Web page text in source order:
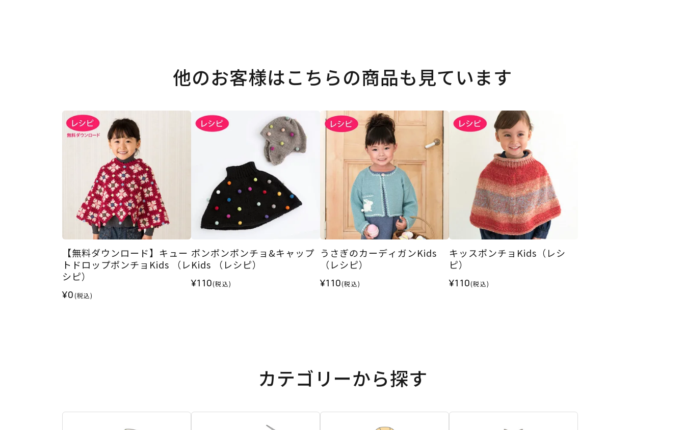
他のお客様はこちらの商品も見ています
【無料ダウンロード】キュー
トドロップポンチョKids （レ
シピ）
¥0(税込)
ポンポンポンチョ&キャップ
Kids （レシピ）
¥110(税込)
うさぎのカーディガンKids
（レシピ）
¥110(税込)
キッスポンチョKids（レシ
ピ）
¥110(税込)
カテゴリーから探す